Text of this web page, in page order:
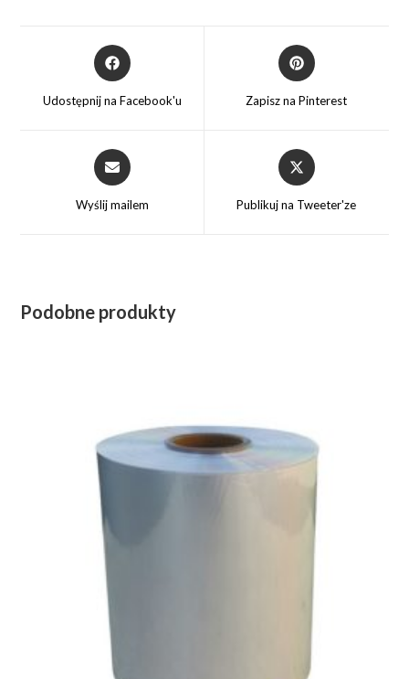
Opens
in
new
Udostępnij na Facebook'u
Opens
in
Zapisz na Pinterest
Opens
in
new
Wyślij mailem
Opens
in
new
Publikuj na Tweeter'ze
Podobne produkty